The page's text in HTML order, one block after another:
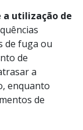
a utilização de
de fuga ou
de
a
enquanto
de